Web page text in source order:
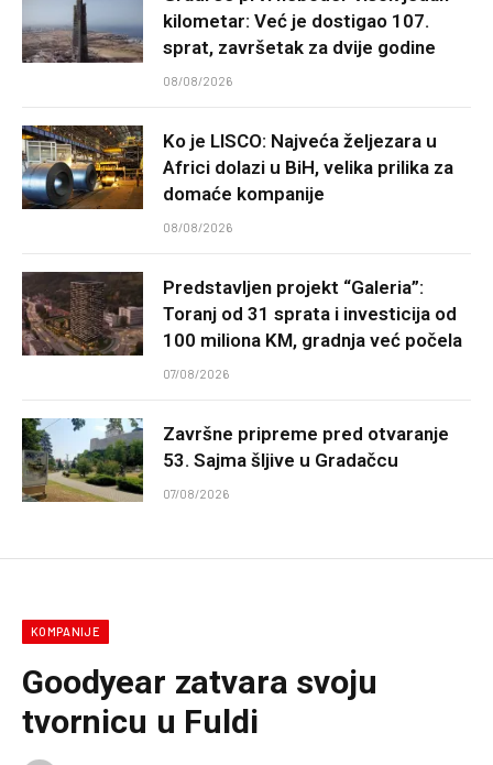
kilometar: Već je dostigao 107.
sprat, završetak za dvije godine
08/08/2026
Ko je LISCO: Najveća željezara u
Africi dolazi u BiH, velika prilika za
domaće kompanije
08/08/2026
Predstavljen projekt “Galeria”:
Toranj od 31 sprata i investicija od
100 miliona KM, gradnja već počela
07/08/2026
Završne pripreme pred otvaranje
53. Sajma šljive u Gradačcu
07/08/2026
KOMPANIJE
Goodyear zatvara svoju
tvornicu u Fuldi